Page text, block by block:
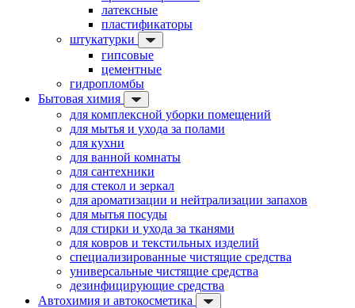
латексные
пластификаторы
штукатурки
гипсовые
цементные
гидропломбы
Бытовая химия
для комплексной уборки помещений
для мытья и ухода за полами
для кухни
для ванной комнаты
для сантехники
для стекол и зеркал
для ароматизации и нейтрализации запахов
для мытья посуды
для стирки и ухода за тканями
для ковров и текстильных изделий
специализированные чистящие средства
универсальные чистящие средства
дезинфицирующие средства
Автохимия и автокосметика